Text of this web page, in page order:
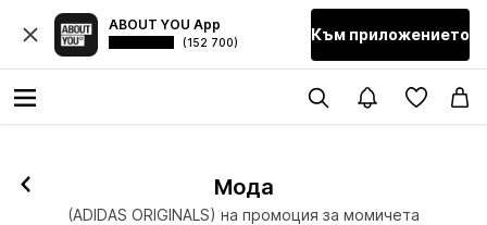
ABOUT YOU App
(152 700) Към приложението
Мода
(ADIDAS ORIGINALS) на промоция за момичета